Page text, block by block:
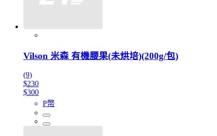
Vilson 米森 有機腰果(未烘培)(200g/包)
(9)
$230
$300
P幣